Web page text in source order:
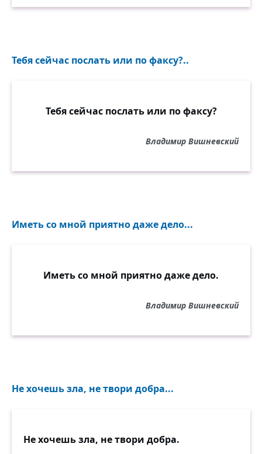
Тебя сейчас послать или по факсу?..
Тебя сейчас послать или по факсу?
Владимир Вишневский
Иметь со мной приятно даже дело...
Иметь со мной приятно даже дело.
Владимир Вишневский
Не хочешь зла, не твори добра...
Не хочешь зла, не твори добра.